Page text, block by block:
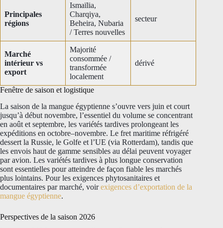
Principales
régions
Ismaïlia,
Charqiya,
Beheira, Nubaria
/ Terres nouvelles
secteur
Marché
intérieur vs
export
Majorité
consommée /
transformée
localement
dérivé
Fenêtre de saison et logistique
La saison de la mangue égyptienne s’ouvre vers juin et court
jusqu’à début novembre, l’essentiel du volume se concentrant
en août et septembre, les variétés tardives prolongeant les
expéditions en octobre–novembre. Le fret maritime réfrigéré
dessert la Russie, le Golfe et l’UE (via Rotterdam), tandis que
les envois haut de gamme sensibles au délai peuvent voyager
par avion. Les variétés tardives à plus longue conservation
sont essentielles pour atteindre de façon fiable les marchés
plus lointains. Pour les exigences phytosanitaires et
documentaires par marché, voirexigences d’exportation de la
mangue égyptienne.
Perspectives de la saison 2026